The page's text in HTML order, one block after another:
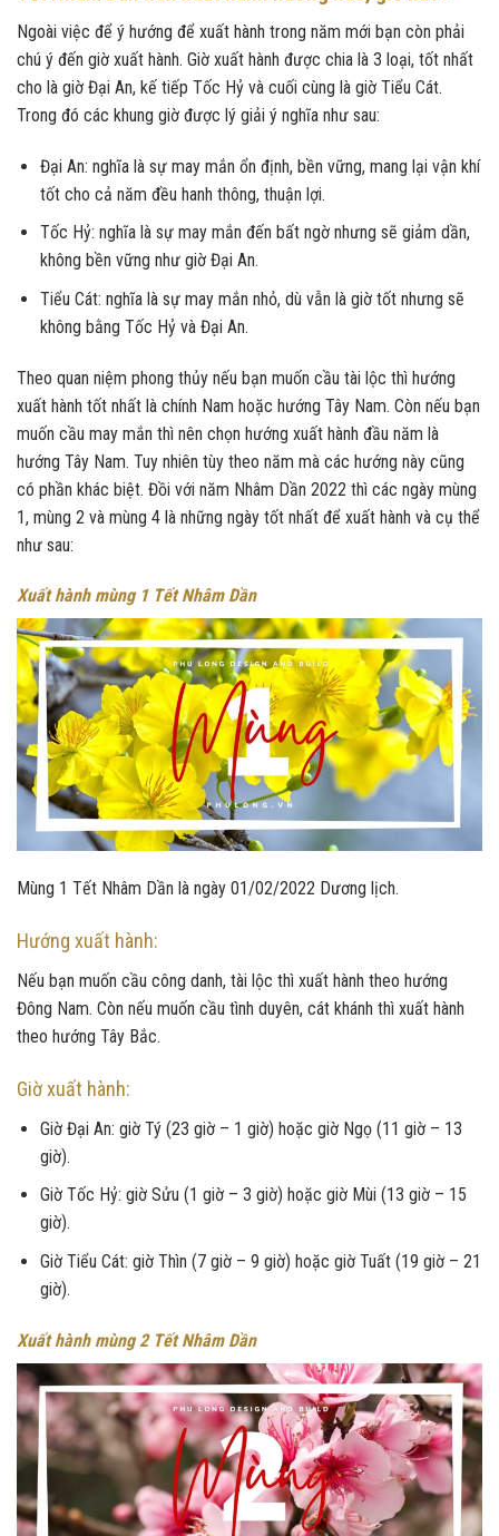
Ngoài việc để ý hướng để xuất hành trong năm mới bạn còn phải
chú ý đến giờ xuất hành. Giờ xuất hành được chia là 3 loại, tốt nhất
cho là giờ Đại An, kế tiếp Tốc Hỷ và cuối cùng là giờ Tiểu Cát.
Trong đó các khung giờ được lý giải ý nghĩa như sau:
Đại An: nghĩa là sự may mắn ổn định, bền vững, mang lại vận khí
tốt cho cả năm đều hanh thông, thuận lợi.
Tốc Hỷ: nghĩa là sự may mắn đến bất ngờ nhưng sẽ giảm dần,
không bền vững như giờ Đại An.
Tiểu Cát: nghĩa là sự may mắn nhỏ, dù vẫn là giờ tốt nhưng sẽ
không bằng Tốc Hỷ và Đại An.
Theo quan niệm phong thủy nếu bạn muốn cầu tài lộc thì hướng
xuất hành tốt nhất là chính Nam hoặc hướng Tây Nam. Còn nếu bạn
muốn cầu may mắn thì nên chọn hướng xuất hành đầu năm là
hướng Tây Nam. Tuy nhiên tùy theo năm mà các hướng này cũng
có phần khác biệt. Đồi với năm Nhâm Dần 2022 thì các ngày mùng
1, mùng 2 và mùng 4 là những ngày tốt nhất để xuất hành và cụ thể
như sau:
Xuất hành mùng 1 Tết Nhâm Dần
Mùng 1 Tết Nhâm Dần là ngày 01/02/2022 Dương lịch.
Hướng xuất hành:
Nếu bạn muốn cầu công danh, tài lộc thì xuất hành theo hướng
Đông Nam. Còn nếu muốn cầu tình duyên, cát khánh thì xuất hành
theo hướng Tây Bắc.
Giờ xuất hành:
Giờ Đại An: giờ Tý (23 giờ – 1 giờ) hoặc giờ Ngọ (11 giờ – 13
giờ).
Giờ Tốc Hỷ: giờ Sửu (1 giờ – 3 giờ) hoặc giờ Mùi (13 giờ – 15
giờ).
Giờ Tiểu Cát: giờ Thìn (7 giờ – 9 giờ) hoặc giờ Tuất (19 giờ – 21
giờ).
Xuất hành mùng 2 Tết Nhâm Dần